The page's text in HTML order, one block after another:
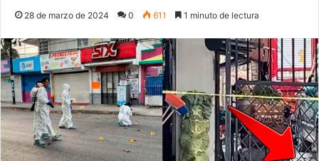
28 de marzo de 2024 0 611 1 minuto de lectura